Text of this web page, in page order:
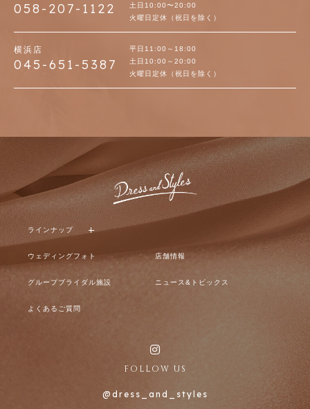
058-207-1122
土日10:00〜20:00
火曜日定休（祝日を除く）
横浜店
045-651-5387
平日11:00～18:00
土日10:00～20:00
火曜日定休（祝日を除く）
ラインナップ
ウェディングフォト 店舗情報
グループブライダル施設 ニュース&トピックス
よくあるご質問
FOLLOW US
@dress_and_styles